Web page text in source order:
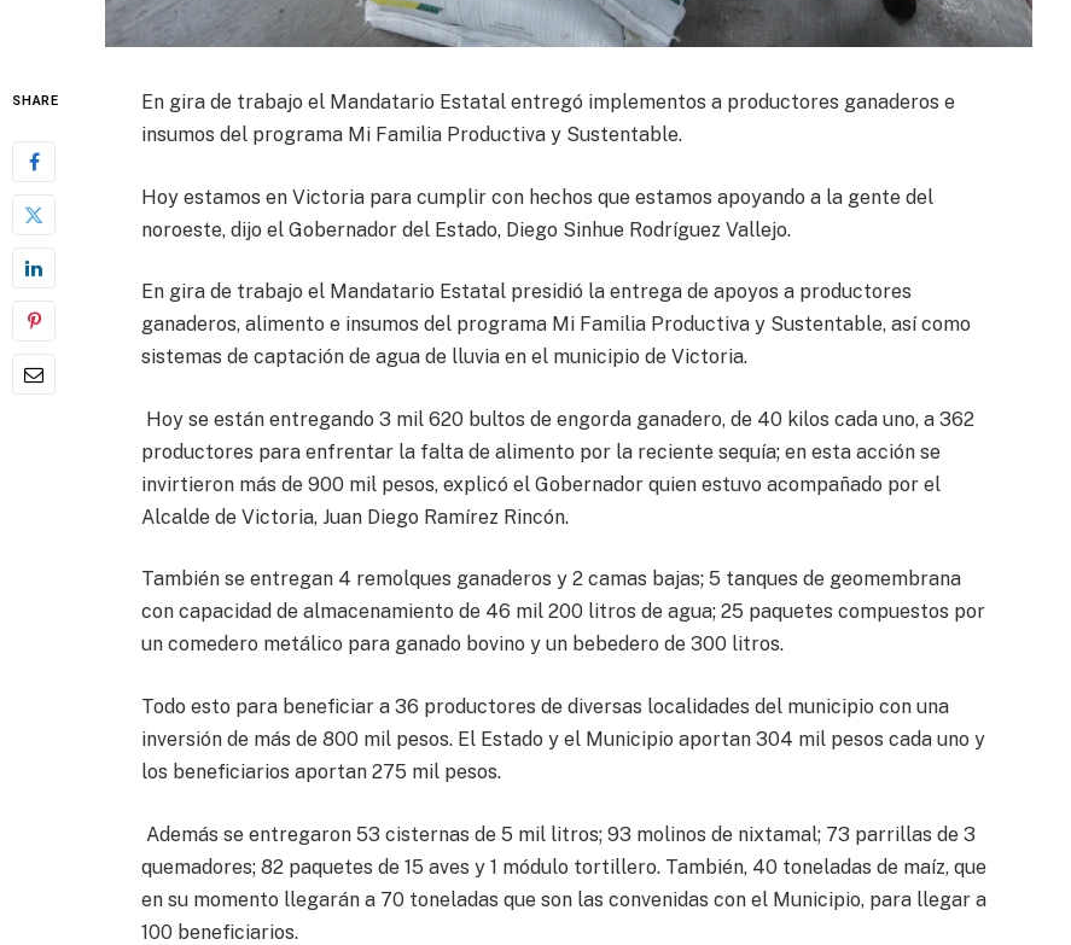
SHARE
En gira de trabajo el Mandatario Estatal entregó implementos a productores ganaderos e
insumos del programa Mi Familia Productiva y Sustentable.
Hoy estamos en Victoria para cumplir con hechos que estamos apoyando a la gente del
noroeste, dijo el Gobernador del Estado, Diego Sinhue Rodríguez Vallejo.
En gira de trabajo el Mandatario Estatal presidió la entrega de apoyos a productores
ganaderos, alimento e insumos del programa Mi Familia Productiva y Sustentable, así como
sistemas de captación de agua de lluvia en el municipio de Victoria.
Hoy se están entregando 3 mil 620 bultos de engorda ganadero, de 40 kilos cada uno, a 362
productores para enfrentar la falta de alimento por la reciente sequía; en esta acción se
invirtieron más de 900 mil pesos, explicó el Gobernador quien estuvo acompañado por el
Alcalde de Victoria, Juan Diego Ramírez Rincón.
También se entregan 4 remolques ganaderos y 2 camas bajas; 5 tanques de geomembrana
con capacidad de almacenamiento de 46 mil 200 litros de agua; 25 paquetes compuestos por
un comedero metálico para ganado bovino y un bebedero de 300 litros.
Todo esto para beneficiar a 36 productores de diversas localidades del municipio con una
inversión de más de 800 mil pesos. El Estado y el Municipio aportan 304 mil pesos cada uno y
los beneficiarios aportan 275 mil pesos.
Además se entregaron 53 cisternas de 5 mil litros; 93 molinos de nixtamal; 73 parrillas de 3
quemadores; 82 paquetes de 15 aves y 1 módulo tortillero. También, 40 toneladas de maíz, que
en su momento llegarán a 70 toneladas que son las convenidas con el Municipio, para llegar a
100 beneficiarios.